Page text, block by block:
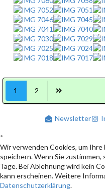
1 2
Newsletter
*
Wir verwenden Cookies, um Ihre
speichern. Wenn Sie
Tage. Bei Ablehnung wird kein
kann erscheinen. Weitere
Datenschutzerklärung.